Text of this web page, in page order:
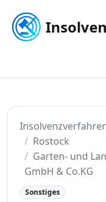
Rostock
Garten- und
GmbH & Co.KG
Sonstiges